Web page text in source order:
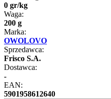
0 gr/kg
Waga:
200 g
Marka:
OWOLOVO
Sprzedawca:
Frisco S.A.
Dostawca:
-
EAN:
5901958612640